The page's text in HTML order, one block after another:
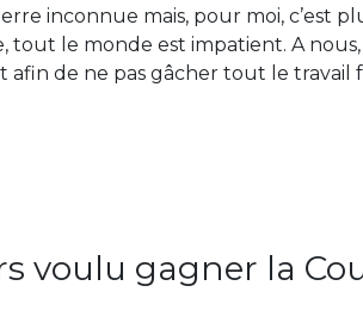
inconnue mais, pour moi, c’est
tout le monde est impatient. A
de ne pas gâcher tout le travail
voulu gagner la